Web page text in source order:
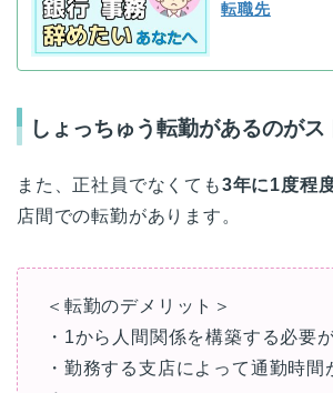
転職先
しょっちゅう転勤があるのがス
また、正社員でなくても3年に1度程
店間での転勤があります。
＜転勤のデメリット＞
・1から人間関係を構築する必要
・勤務する支店によって通勤時間